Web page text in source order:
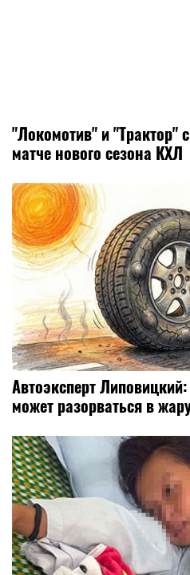
"Локомотив" и "Трактор"
матче нового сезона КХЛ
Автоэксперт
может разорваться в